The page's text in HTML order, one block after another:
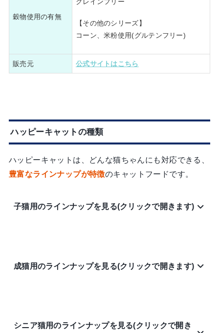
穀物使用の有無
【その他のシリーズ】
コーン、米粉使用(グルテンフリー)
販売元 公式サイトはこちら
ハッピーキャットの種類
ハッピーキャットは、どんな猫ちゃんにも対応できる、
豊富なラインナップが特徴のキャットフードです。
子猫用のラインナップを見る(クリックで開きます)
成猫用のラインナップを見る(クリックで開きます)
シニア猫用のラインナップを見る(クリックで開き